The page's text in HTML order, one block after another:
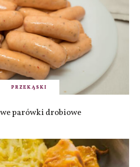
PRZEKĄSKI
parówki drobiowe